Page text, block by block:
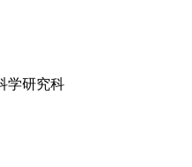
輔
学部
研究科
部